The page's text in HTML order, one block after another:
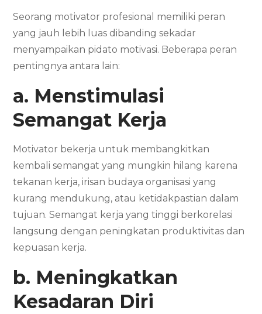
Seorang motivator profesional memiliki peran
yang jauh lebih luas dibanding sekadar
menyampaikan pidato motivasi. Beberapa peran
pentingnya antara lain:
a. Menstimulasi
Semangat Kerja
Motivator bekerja untuk membangkitkan
kembali semangat yang mungkin hilang karena
tekanan kerja, irisan budaya organisasi yang
kurang mendukung, atau ketidakpastian dalam
tujuan. Semangat kerja yang tinggi berkorelasi
langsung dengan peningkatan produktivitas dan
kepuasan kerja.
b. Meningkatkan
Kesadaran Diri